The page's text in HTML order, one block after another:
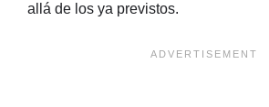
allá de los ya previstos.